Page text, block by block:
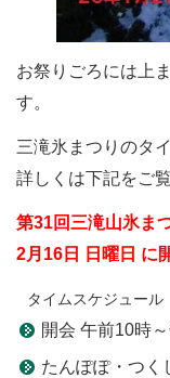
お祭りごろには上
す。
三滝氷まつりのタ
詳しくは下記をご
第31回三滝山氷ま
2月16日 日曜日 に
タイムスケジュール
開会 午前10時
たんぽぽ・つく